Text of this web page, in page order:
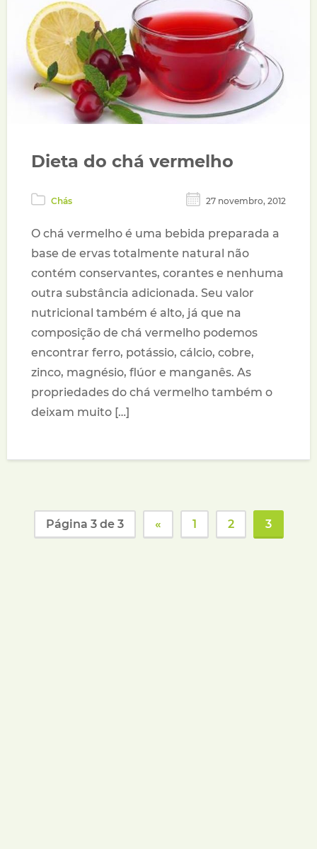
Dieta do chá vermelho
Chás 27 novembro, 2012
O chá vermelho é uma bebida preparada a
base de ervas totalmente natural não
contém conservantes, corantes e nenhuma
outra substância adicionada. Seu valor
nutricional também é alto, já que na
composição de chá vermelho podemos
encontrar ferro, potássio, cálcio, cobre,
zinco, magnésio, flúor e manganês. As
propriedades do chá vermelho também o
deixam muito […]
Página 3 de 3 « 1 2 3